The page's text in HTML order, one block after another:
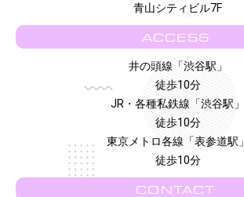
青山シティビル7F
ACCESS
井の頭線「渋谷駅」
徒歩10分
JR・各種私鉄線「渋谷駅」
徒歩10分
東京メトロ各線「表参道駅」
徒歩10分
CONTACT